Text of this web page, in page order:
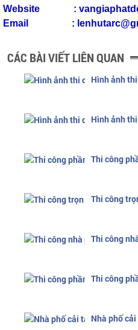
Website :
Email :
CÁC BÀI VIẾT LIÊN QUAN
Thi công
Nhà phố